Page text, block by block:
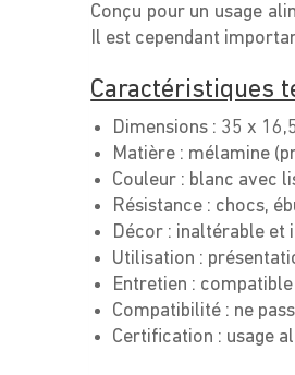
Conçu pour un usage
Il est cependant
Caractéristiques
Dimensions : 35 x
Matière : mélamine
Couleur : blanc avec
Résistance : chocs,
Décor : inaltérable et
Utilisation :
Entretien :
Compatibilité : ne
Certification : usage